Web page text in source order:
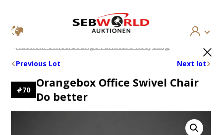
Skip
content
Auction: Office/Lounge Furniture Recycling
Previous Lot
Next lot
#70
Orangebox Office Swivel Chair
Do better
×